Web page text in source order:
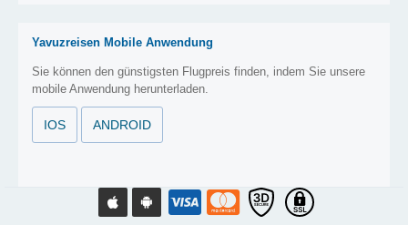
Yavuzreisen Mobile Anwendung
Sie können den günstigsten Flugpreis finden, indem Sie unsere
mobile Anwendung herunterladen.
IOS ANDROID